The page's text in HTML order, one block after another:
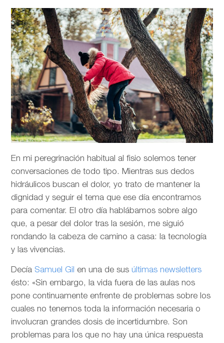
En mi peregrinación habitual al fisio solemos tener
conversaciones de todo tipo. Mientras sus dedos
hidráulicos buscan el dolor, yo trato de mantener la
dignidad y seguir el tema que ese día encontramos
para comentar. El otro día hablábamos sobre algo
que, a pesar del dolor tras la sesión, me siguió
rondando la cabeza de camino a casa: la tecnología
y las vivencias.
Decía Samuel Gil en una de sus últimas newsletters
ésto: «Sin embargo, la vida fuera de las aulas nos
pone continuamente enfrente de problemas sobre los
cuales no tenemos toda la información necesaria o
involucran grandes dosis de incertidumbre. Son
problemas para los que no hay una única respuesta